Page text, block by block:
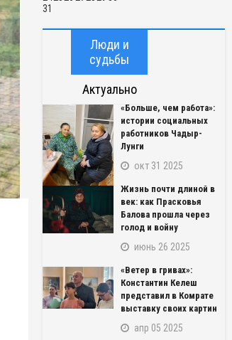
31
Люди и
судьбы
Актуально
«Больше, чем работа»:
истории социальных
работников Чадыр-
Лунги
окт 31 2025
Жизнь почти длиной в
век: как Прасковья
Балова прошла через
голод и войну
июнь 26 2025
«Ветер в гривах»:
Константин Келеш
представил в Комрате
выставку своих картин
апр 05 2025